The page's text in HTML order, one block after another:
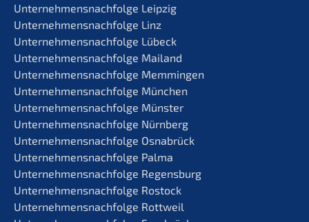
Unternehmens­nachfolge Leipzig
Unternehmens­nachfolge Linz
Unternehmens­nachfolge Lübeck
Unternehmens­nachfolge Mailand
Unternehmens­nachfolge Memmingen
Unternehmens­nachfolge München
Unternehmens­nachfolge Münster
Unternehmens­nachfolge Nürnberg
Unternehmens­nachfolge Osnabrück
Unternehmens­nachfolge Palma
Unternehmens­nachfolge Regensburg
Unternehmens­nachfolge Rostock
Unternehmens­nachfolge Rottweil